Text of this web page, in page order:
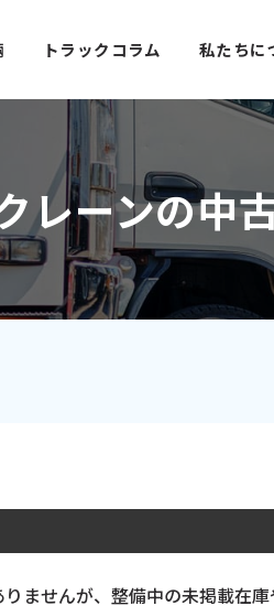
トラックコラム 私たちに
レーンの中
ーン バン･ウィング
ませんが、整備中の未掲載在